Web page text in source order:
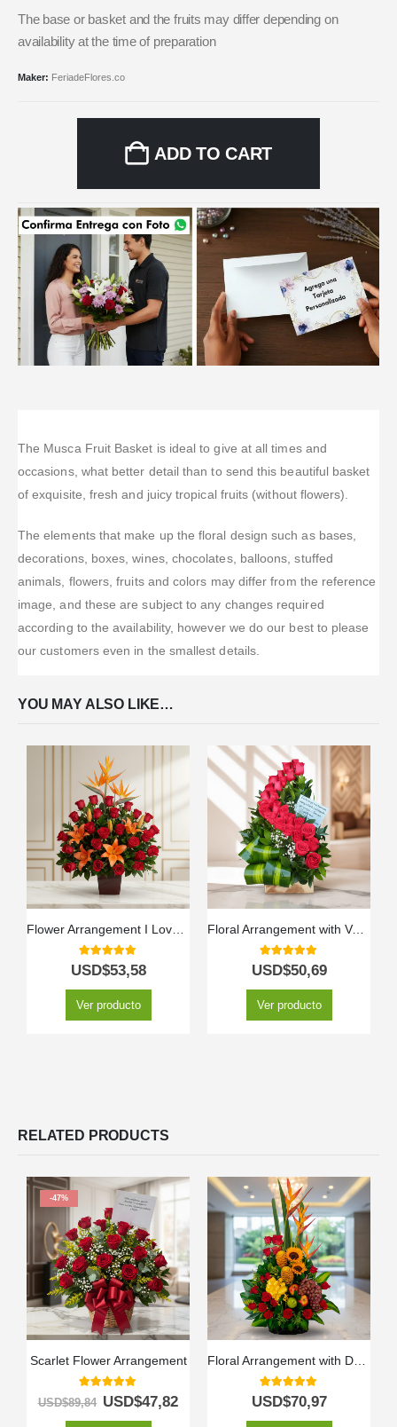
The base or basket and the fruits may differ depending on
availability at the time of preparation
Maker: FeriadeFlores.co
ADD TO CART
The Musca Fruit Basket is ideal to give at all times and
occasions, what better detail than to send this beautiful basket
of exquisite, fresh and juicy tropical fruits (without flowers).
The elements that make up the floral design such as bases,
decorations, boxes, wines, chocolates, balloons, stuffed
animals, flowers, fruits and colors may differ from the reference
image, and these are subject to any changes required
according to the availability, however we do our best to please
our customers even in the smallest details.
YOU MAY ALSO LIKE…
Flower Arrangement I Love You
5.00out of 5
USD$53,58
Ver producto
Floral Arrangement with Volute Roses
5.00out of 5
USD$50,69
Ver producto
RELATED PRODUCTS
-47%
Scarlet Flower Arrangement
out of 5
USD$89,84 USD$47,82 5.00 out of 5
USD$70,97